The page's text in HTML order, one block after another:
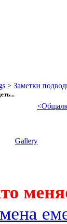
> Заметки
Gallery